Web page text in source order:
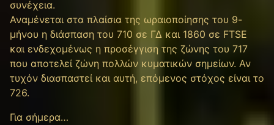
συνέχεια.
Αναμένεται στα πλαίσια της ωραιοποίησης του 9-
μήνου η διάσπαση του 710 σε ΓΔ και 1860 σε FTSE
και ενδεχομένως η προσέγγιση της ζώνης του 717
που αποτελεί ζώνη πολλών κυματικών σημείων. Αν
τυχόν διασπαστεί και αυτή, επόμενος στόχος είναι το
726.
Για σήμερα…